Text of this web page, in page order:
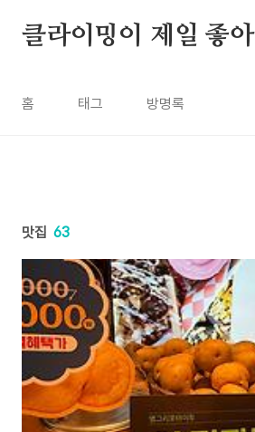
클라이밍이 제일 좋아
홈 태그 방명록
맛집 63